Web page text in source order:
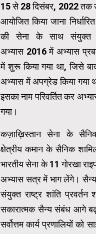
15 से 28 दिसंबर, 2022 तक
आयोजित किया जाना
की सेना के साथ संयुक्त
अभ्यास 2016 में अभ्यास
में शुरू किया गया था, जिसे
अभ्यास में अपग्रेड किया गया
इसका नाम परिवर्तित कर
गया।
कज़ाख़िस्तान सेना के
क्षेत्रीय कमान के सैनिक
भारतीय सेना के 11 गोरखा
अभ्यास सत्र में भाग लेंगे। सैन्य
संयुक्त राष्ट्र शांति
सकारात्मक सैन्य संबंध आगे
सर्वोत्तम कार्य प्रणालियों को